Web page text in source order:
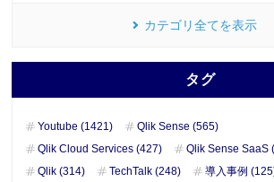
カテゴリ全てを表示
タグ
Youtube (1421)
Qlik Sense (565)
Qlik Cloud Services (427)
Qlik Sense SaaS
Qlik (314)
TechTalk (248)
導入事例